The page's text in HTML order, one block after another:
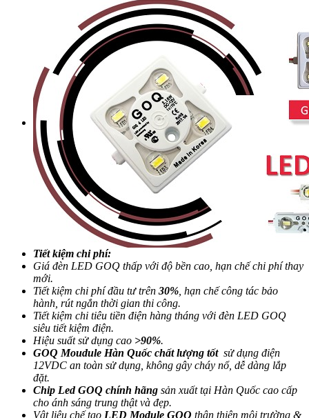
Tiết kiệm chi phí:
Giá đèn LED GOQ thấp với độ bền cao, hạn chế chi phí thay
mới.
Tiết kiệm chi phí đầu tư trên 30% , hạn chế công tác bảo
hành, rút ngắn thời gian thi công.
Tiết kiệm chi tiêu tiền điện hàng tháng với đèn LED GOQ
siêu tiết kiệm điện.
Hiệu suất sử dụng cao >90%.
GOQ Moudule Hàn Quốc chất lượng tốtsử dụng điện
12VDC an toàn sử dụng, không gây cháy nổ, dễ dàng lắp
đặt.
Chip Led GOQ chính hãng sản xuất tại Hàn Quốc cao cấp
cho ánh sáng trung thật và đẹp.
Vật liệu chế tạo LED Module GOQ thân thiện môi trường &